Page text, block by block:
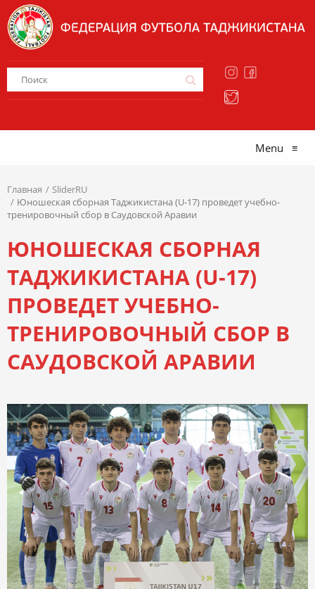
Menu ≡
Главная
SliderRU
Юношеская сборная Таджикистана (U-17) проведет учебно-
тренировочный сбор в Саудовской Аравии
ЮНОШЕСКАЯ СБОРНАЯ
ТАДЖИКИСТАНА (U-17)
ПРОВЕДЕТ УЧЕБНО-
ТРЕНИРОВОЧНЫЙ СБОР В
САУДОВСКОЙ АРАВИИ